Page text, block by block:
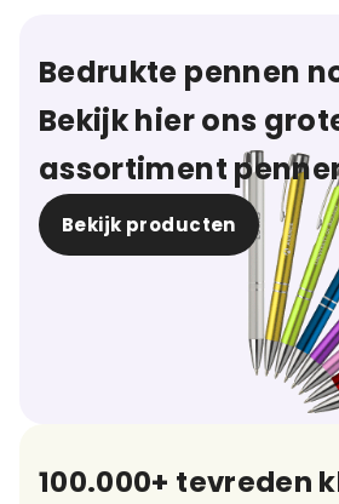
Bedrukte pennen
Bekijk hier ons
assortiment
Bekijk producten
100.000+ tevreden